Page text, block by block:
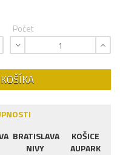
Počet
BRATISLAVA
NIVY
KOŠICE
AUPARK